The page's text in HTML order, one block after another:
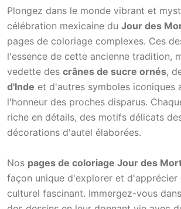
Plongez dans le monde vibrant et
célébration mexicaine du Jour des
pages de coloriage complexes. Ces
l'essence de cette ancienne tradition,
vedette des crânes de sucre ornés,
d'Inde et d'autres symboles iconiques
l'honneur des proches disparus.
riche en détails, des motifs délicats
décorations d'autel élaborées.
Nos pages de coloriage Jour des
façon unique d'explorer et d'apprécier
culturel fascinant. Immergez-vous